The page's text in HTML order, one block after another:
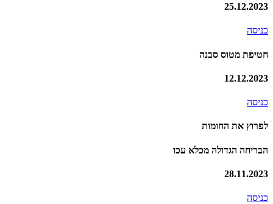
25.12.2023
כניסה
חטיפת מטוס סבנה
12.12.2023
כניסה
לפרוץ את החומות
הבריחה הגדולה מכלא עכו
28.11.2023
כניסה